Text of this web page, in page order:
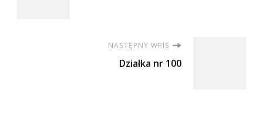
NASTĘPNY WPIS
Działka nr 100